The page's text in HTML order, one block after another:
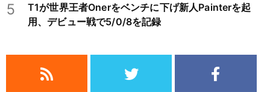
5
T1が世界王者Onerをベンチに下げ新人Painterを起
用、デビュー戦で5/0/8を記録